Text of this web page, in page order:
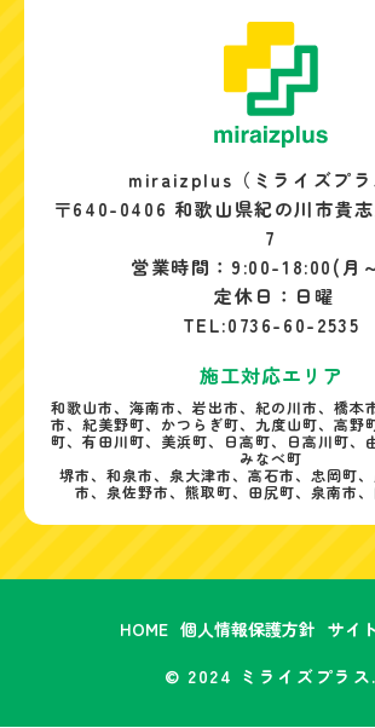
miraizplus（ミライズプラ
〒640-0406 和歌山県紀の川市貴
7
営業時間：9:00-18:00(月
定休日：日曜
TEL:0736-60-2535
施工対応エリア
和歌山市、海南市、岩出市、紀の川市、橋本
市、紀美野町、かつらぎ町、九度山町、高野
町、有田川町、美浜町、日高町、日高川町、
みなべ町
堺市、和泉市、泉大津市、高石市、忠岡町
市、泉佐野市、熊取町、田尻町、泉南市
HOME 個人情報保護方針 サイ
© 2024 ミライズプラス.